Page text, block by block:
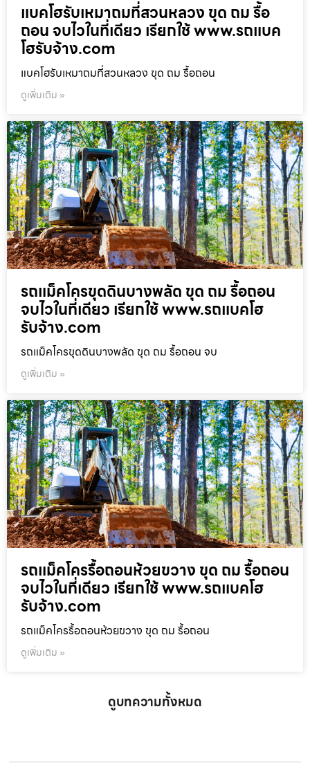
แบคโฮรับเหมาถมที่สวนหลวง ขุด ถม รื้อ
ถอน จบไวในที่เดียว เรียกใช้ www.รถแบค
โฮรับจ้าง.com
แบคโฮรับเหมาถมที่สวนหลวง ขุด ถม รื้อถอน
ดูเพิ่มเติม »
รถแม็คโครขุดดินบางพลัด ขุด ถม รื้อถอน
จบไวในที่เดียว เรียกใช้ www.รถแบคโฮ
รับจ้าง.com
รถแม็คโครขุดดินบางพลัด ขุด ถม รื้อถอน จบ
ดูเพิ่มเติม »
รถแม็คโครรื้อถอนห้วยขวาง ขุด ถม รื้อถอน
จบไวในที่เดียว เรียกใช้ www.รถแบคโฮ
รับจ้าง.com
รถแม็คโครรื้อถอนห้วยขวาง ขุด ถม รื้อถอน
ดูเพิ่มเติม »
ดูบทความทั้งหมด